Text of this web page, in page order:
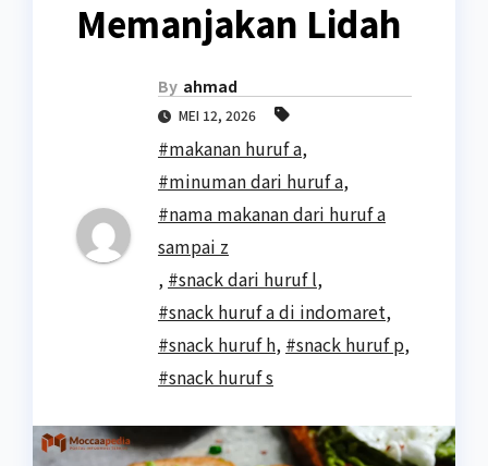
Memanjakan Lidah
By ahmad
MEI 12, 2026
#makanan huruf a,
#minuman dari huruf a,
#nama makanan dari huruf a
sampai z
, #snack dari huruf l,
#snack huruf a di indomaret,
#snack huruf h, #snack huruf p,
#snack huruf s